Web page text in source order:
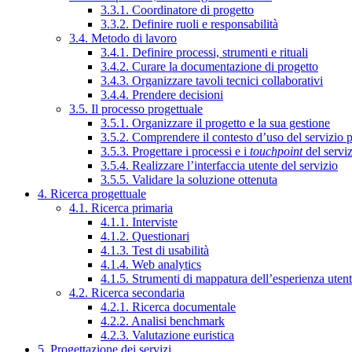
3.3.1. Coordinatore di progetto
3.3.2. Definire ruoli e responsabilità
3.4. Metodo di lavoro
3.4.1. Definire processi, strumenti e rituali
3.4.2. Curare la documentazione di progetto
3.4.3. Organizzare tavoli tecnici collaborativi
3.4.4. Prendere decisioni
3.5. Il processo progettuale
3.5.1. Organizzare il progetto e la sua gestione
3.5.2. Comprendere il contesto d’uso del servizio
3.5.3. Progettare i processi e i touchpointdel
3.5.4. Realizzare l’interfaccia utente del servizio
3.5.5. Validare la soluzione ottenuta
4. Ricerca progettuale
4.1. Ricerca primaria
4.1.1. Interviste
4.1.2. Questionari
4.1.3. Test di usabilità
4.1.4. Web analytics
4.1.5. Strumenti di mappatura dell’esperienza
4.2. Ricerca secondaria
4.2.1. Ricerca documentale
4.2.2. Analisi benchmark
4.2.3. Valutazione euristica
5. Progettazione dei servizi